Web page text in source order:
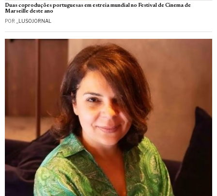
Duas coproduções portuguesas em estreia mundial no Festival de Cinema de
Marseille deste ano
POR _LUSOJORNAL